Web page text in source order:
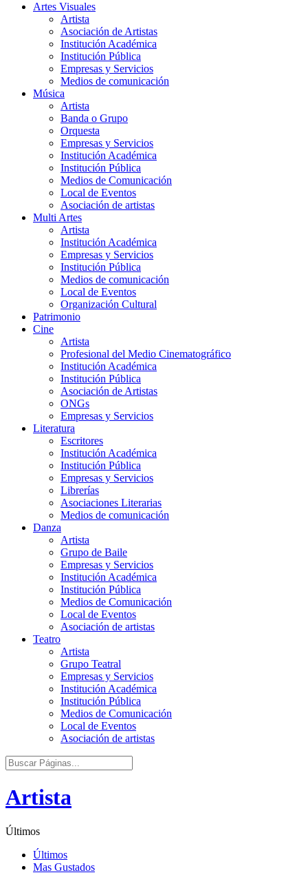
Artes Visuales
Artista
Asociación de Artistas
Institución Académica
Institución Pública
Empresas y Servicios
Medios de comunicación
Música
Artista
Banda o Grupo
Orquesta
Empresas y Servicios
Institución Académica
Institución Pública
Medios de Comunicación
Local de Eventos
Asociación de artistas
Multi Artes
Artista
Institución Académica
Empresas y Servicios
Institución Pública
Medios de comunicación
Local de Eventos
Organización Cultural
Patrimonio
Cine
Artista
Profesional del Medio Cinematográfico
Institución Académica
Institución Pública
Asociación de Artistas
ONGs
Empresas y Servicios
Literatura
Escritores
Institución Académica
Institución Pública
Empresas y Servicios
Librerías
Asociaciones Literarias
Medios de comunicación
Danza
Artista
Grupo de Baile
Empresas y Servicios
Institución Académica
Institución Pública
Medios de Comunicación
Local de Eventos
Asociación de artistas
Teatro
Artista
Grupo Teatral
Empresas y Servicios
Institución Académica
Institución Pública
Medios de Comunicación
Local de Eventos
Asociación de artistas
Artista
Últimos
Últimos
Mas Gustados